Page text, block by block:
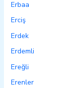
Erbaa
Erciş
Erdek
Erdemli
Ereğli
Erenler